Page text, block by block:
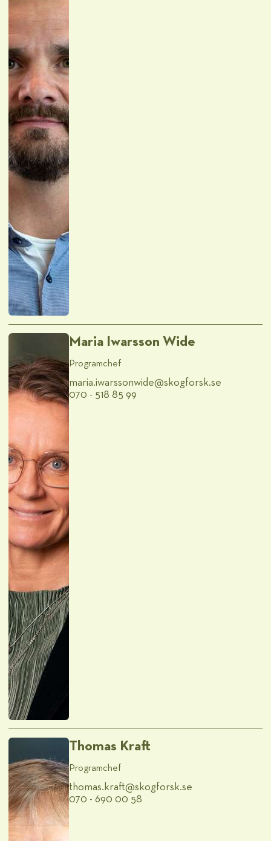
Maria Iwarsson Wide
Programchef
maria.iwarssonwide@​skogforsk.se
070 - 518 85 99
Thomas Kraft
Programchef
thomas.kraft@​skogforsk.se
070 - 690 00 58